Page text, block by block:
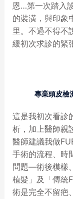
恩…第一次踏入
的裝潢，與印象
里。不過不得不
緩初次求診的緊
專業頭皮檢
這是我初次看診
析，加上醫師親
醫師建議我做
手術的流程、時
問題—術後模樣
植髮」及「傳統
術是完全不留疤